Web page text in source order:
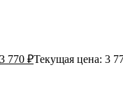
3 770 ₽Текущая цена: 3